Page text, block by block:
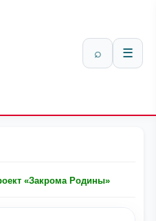
⌕ ☰
«Закрома Родины»